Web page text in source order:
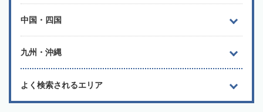
中国・四国
九州・沖縄
よく検索されるエリア